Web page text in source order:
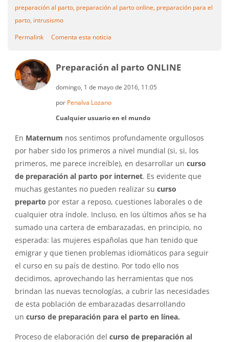
preparación al parto, preparación al parto online, preparación para el
parto, intrusismo
Permalink Comenta esta noticia
Preparación al parto ONLINE
domingo, 1 de mayo de 2016, 11:05
por Penalva Lozano
Cualquier usuario en el mundo
En Maternum nos sentimos profundamente orgullosos
por haber sido los primeros a nivel mundial (si, si, los
primeros, me parece increíble), en desarrollar un curso
de preparación al parto por internet. Es evidente que
muchas gestantes no pueden realizar su curso
preparto por estar a reposo, cuestiones laborales o de
cualquier otra índole. Incluso, en los últimos años se ha
sumado una cartera de embarazadas, en principio, no
esperada: las mujeres españolas que han tenido que
emigrar y que tienen problemas idiomáticos para seguir
el curso en su país de destino. Por todo ello nos
decidimos, aprovechando las herramientas que nos
brindan las nuevas tecnologías, a cubrir las necesidades
de esta población de embarazadas desarrollando
un curso de preparación para el parto en línea.
Proceso de elaboración del curso de preparación al